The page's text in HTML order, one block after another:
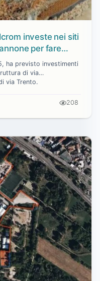
investe nei siti
per fare
ha previsto investimenti
di via
via Trento.
208